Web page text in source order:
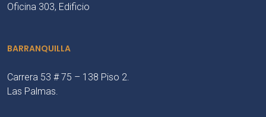
Oficina 303, Edificio
BARRANQUILLA
Carrera 53 # 75 – 138 Piso 2.
Las Palmas.